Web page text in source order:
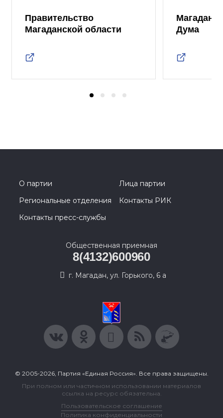
Правительство
Магаданской области
Дума
О партии
Лица партии
Региональные отделения
Контакты РИК
Контакты пресс-службы
Общественная приемная
8(4132)600960
г. Магадан, ул. Горького, 6 а
© 2005-2026, Партия «Единая Россия». Все права защищены.
При полном или частичном использовании материалов
ссылка на ресурс обязательна.
Пользовательское соглашение
Политика конфиденциальности